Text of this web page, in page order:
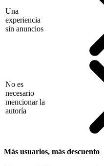
Una
experiencia
sin anuncios
No es
necesario
mencionar la
autoría
Más usuarios, más descuento